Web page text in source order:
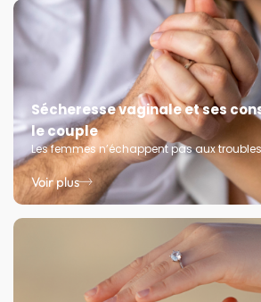
Sécheresse vaginale et ses
le couple
Les femmes n’échappent pas aux
Voir plus